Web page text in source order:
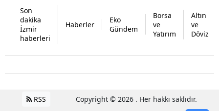
Son
dakika
İzmir
haberleri
Haberler
Eko
Gündem
Borsa
ve
Yatırım
Altın
ve
Döviz
RSS Copyright © 2026 . Her hakkı saklıdır.